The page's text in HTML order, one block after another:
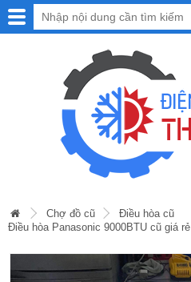
Chợ đồ cũ
Điều hòa cũ
Điều hòa Panasonic 9000BTU cũ giá rẻ